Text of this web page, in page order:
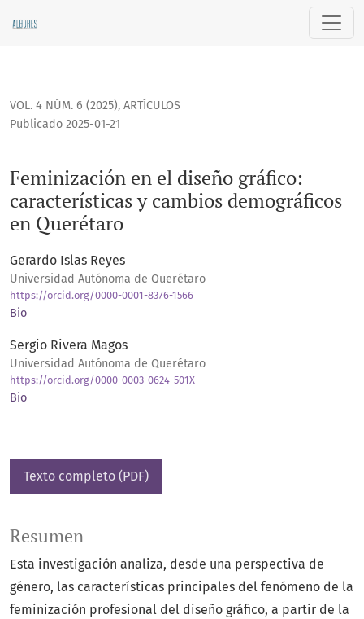
Feminización en el diseño gráfico: características y
VOL. 4 NÚM. 6 (2025), ARTÍCULOS
Feminización en el diseño gráfico:
características y cambios demográficos
en Querétaro
Publicado 2025-01-21
Gerardo Islas Reyes
Universidad Autónoma de Querétaro
https://orcid.org/0000-0001-8376-1566
Bio
Sergio Rivera Magos
Universidad Autónoma de Querétaro
https://orcid.org/0000-0003-0624-501X
Bio
Texto completo (PDF)
Resumen
Esta investigación analiza, desde una perspectiva de
género, las características principales del fenómeno de la
feminización profesional del diseño gráfico, a partir de la